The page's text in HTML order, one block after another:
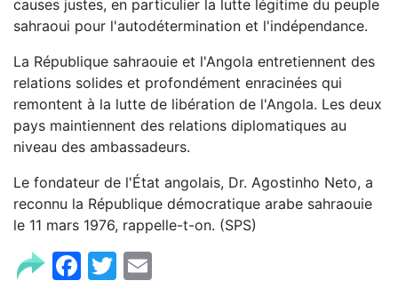
causes justes, en particulier la lutte légitime du peuple
sahraoui pour l'autodétermination et l'indépendance.
La République sahraouie et l'Angola entretiennent des
relations solides et profondément enracinées qui
remontent à la lutte de libération de l'Angola. Les deux
pays maintiennent des relations diplomatiques au
niveau des ambassadeurs.
Le fondateur de l'État angolais, Dr. Agostinho Neto, a
reconnu la République démocratique arabe sahraouie
le 11 mars 1976, rappelle-t-on. (SPS)
Facebook
Twitter